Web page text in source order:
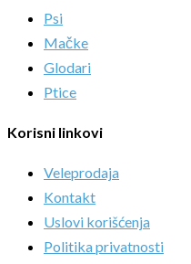
Psi
Mačke
Glodari
Ptice
Korisni linkovi
Veleprodaja
Kontakt
Uslovi korišćenja
Politika privatnosti